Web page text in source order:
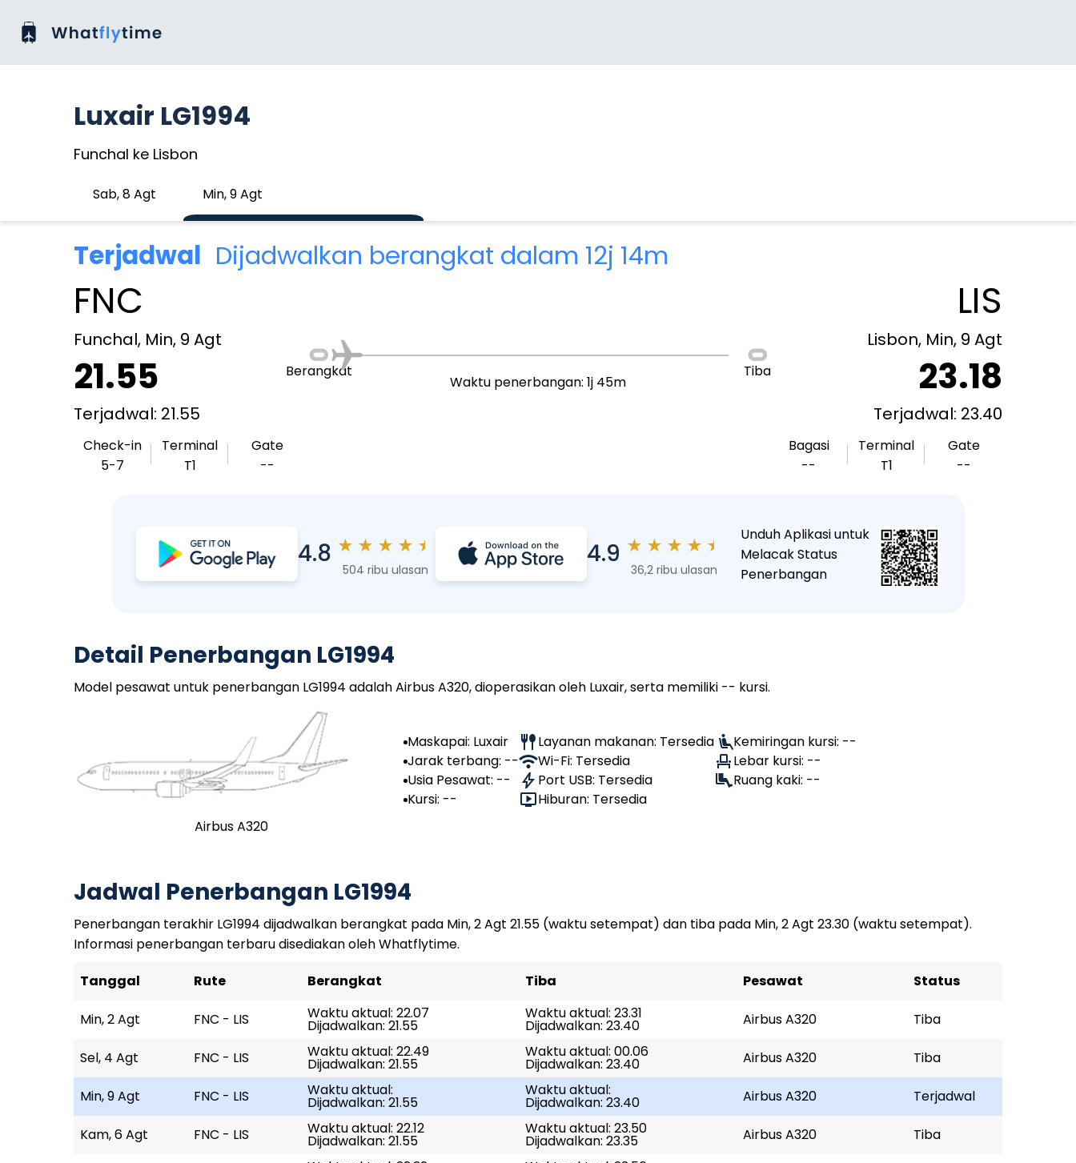
Luxair LG1994
Funchal ke Lisbon
Sab, 8 Agt Min, 9 Agt
Terjadwal Dijadwalkan berangkat dalam 12j 14m
FNC
Funchal, Min, 9 Agt
21.55
Terjadwal: 21.55
Check-in
5-7
Terminal
T1
Gate
--
Berangkat
Waktu penerbangan: 1j 45m
Tiba
LIS
Lisbon, Min, 9 Agt
23.18
Terjadwal: 23.40
Bagasi
--
Terminal
T1
Gate
--
4.8 ★ ★ ★ ★ ★
504 ribu ulasan
4.9 ★ ★ ★ ★ ★
36,2 ribu ulasan
Unduh Aplikasi untuk
Melacak Status
Penerbangan
Detail Penerbangan LG1994
Model pesawat untuk penerbangan LG1994 adalah Airbus A320, dioperasikan oleh Luxair, serta memiliki -- kursi.
Airbus A320
Maskapai: Luxair
Jarak terbang: --
Usia Pesawat: --
Kursi: --
Layanan makanan: Tersedia
Wi-Fi: Tersedia
Port USB: Tersedia
Hiburan: Tersedia
Kemiringan kursi: --
Lebar kursi: --
Ruang kaki: --
Jadwal Penerbangan LG1994
Penerbangan terakhir LG1994 dijadwalkan berangkat pada Min, 2 Agt 21.55 (waktu setempat) dan tiba pada Min, 2 Agt 23.30 (waktu setempat).
Informasi penerbangan terbaru disediakan oleh Whatflytime.
Tanggal
Rute Berangkat Tiba Pesawat Status
Min, 2 Agt FNC - LIS Waktu aktual: 22.07
Dijadwalkan: 21.55
Waktu aktual: 23.31
Dijadwalkan: 23.40 Airbus A320 Tiba
Sel, 4 Agt FNC - LIS Waktu aktual: 22.49
Dijadwalkan: 21.55
Waktu aktual: 00.06
Dijadwalkan: 23.40 Airbus A320 Tiba
Min, 9 Agt FNC - LIS Waktu aktual:
Dijadwalkan: 21.55
Waktu aktual:
Dijadwalkan: 23.40 Airbus A320 Terjadwal
Kam, 6 Agt FNC - LIS Waktu aktual: 22.12
Dijadwalkan: 21.55
Waktu aktual: 23.50
Dijadwalkan: 23.35 Airbus A320 Tiba